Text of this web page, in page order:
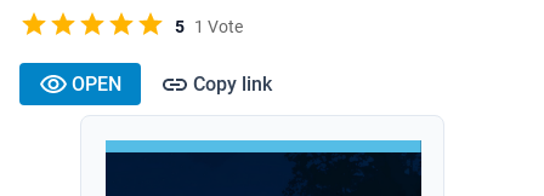
5 1 Vote
OPEN Copy link